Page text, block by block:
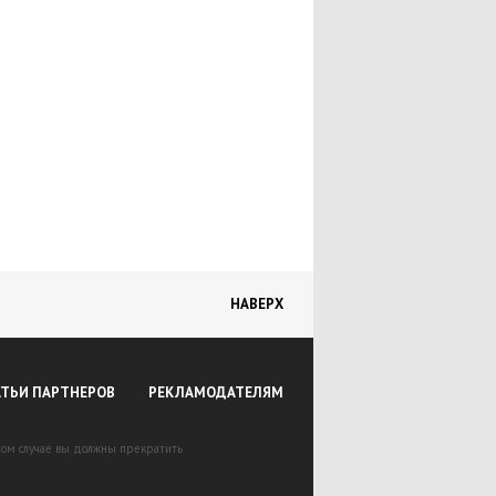
НАВЕРХ
ПАРТНЕРОВ РЕКЛАМОДАТЕЛЯМ
случае вы должны прекратить